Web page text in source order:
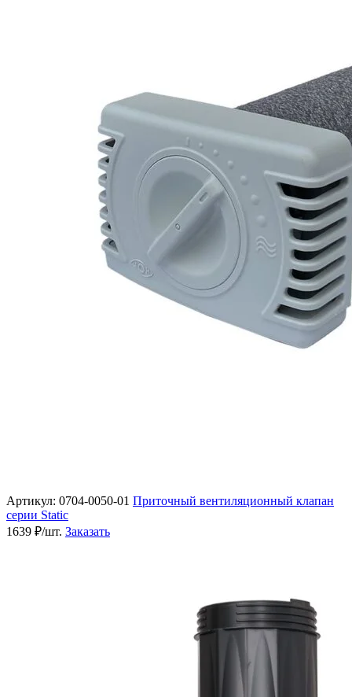
Артикул: 0704-0050-01 Приточный вентиляционный клапан
серии Static
1639 ₽/шт. Заказать